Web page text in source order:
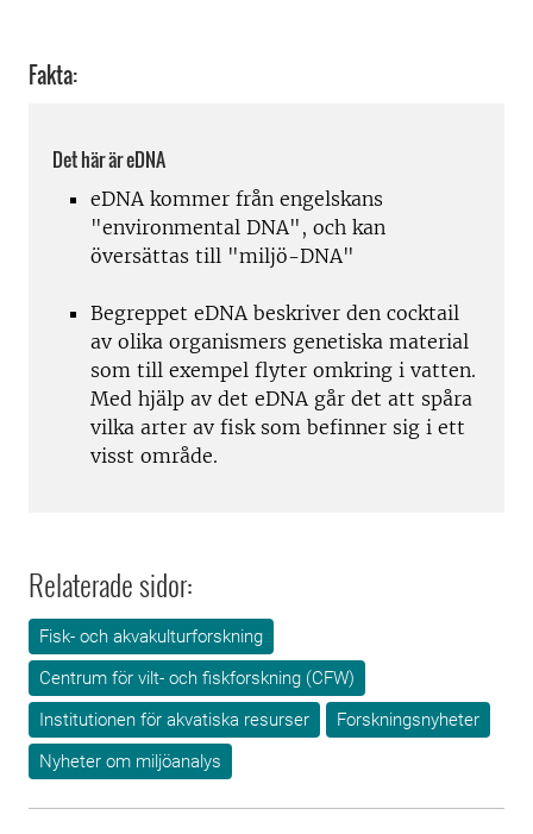
Fakta:
Det här är eDNA
eDNA kommer från engelskans
"environmental DNA", och kan
översättas till "miljö-DNA"
Begreppet eDNA beskriver den cocktail
av olika organismers genetiska material
som till exempel flyter omkring i vatten.
Med hjälp av det eDNA går det att spåra
vilka arter av fisk som befinner sig i ett
visst område.
Relaterade sidor:
Fisk- och akvakulturforskning
Centrum för vilt- och fiskforskning (CFW)
Institutionen för akvatiska resurser
Forskningsnyheter
Nyheter om miljöanalys